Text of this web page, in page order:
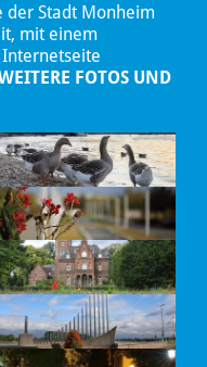
der Stadt Monheim
mit einem
FOTOS UND